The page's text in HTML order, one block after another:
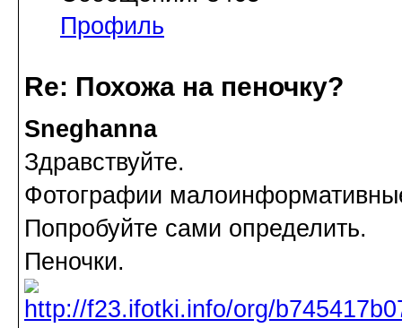
Профиль
Re: Похожа на пеночку?
Sneghanna
Здравствуйте.
Фотографии
Попробуйте сами определить.
Пеночки.